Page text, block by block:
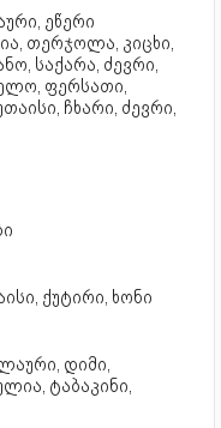
ეწერი
თერჯოლა, კიცხი,
საქარა, ძევრი,
ფერსათი,
ჩხარი, ძევრი,
ქუტირი, ხონი
დიმი,
ტაბაკინი,